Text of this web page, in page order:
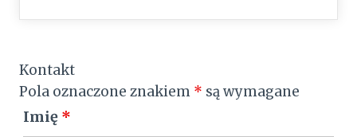
Kontakt
Pola oznaczone znakiem * są wymagane
Imię *